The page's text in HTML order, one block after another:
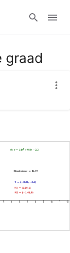
graad